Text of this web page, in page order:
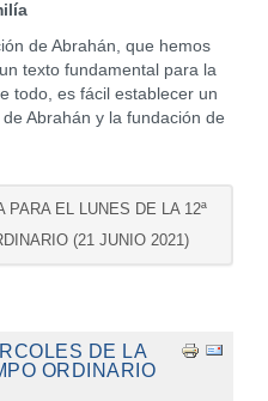
de Abrahán, que hemos
texto fundamental para la
todo, es fácil establecer un
Abrahán y la fundación de
PARA EL LUNES DE LA 12ª
(21 JUNIO 2021)
DE LA
ORDINARIO